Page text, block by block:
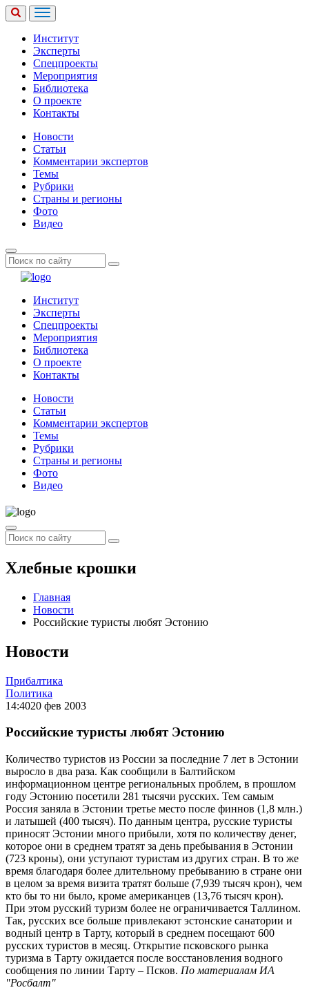
Институт
Эксперты
Спецпроекты
Мероприятия
Библиотека
О проекте
Контакты
Новости
Статьи
Комментарии экспертов
Темы
Рубрики
Страны и регионы
Фото
Видео
Институт
Эксперты
Спецпроекты
Мероприятия
Библиотека
О проекте
Контакты
Новости
Статьи
Комментарии экспертов
Темы
Рубрики
Страны и регионы
Фото
Видео
Хлебные крошки
Главная
Новости
Российские туристы любят Эстонию
Новости
Прибалтика
Политика
14:4020 фев 2003
Российские туристы любят Эстонию
Количество туристов из России за последние 7 лет в Эстонии
выросло в два раза. Как сообщили в Балтийском
информационном центре региональных проблем, в прошлом
году Эстонию посетили 281 тысячи русских. Тем самым
Россия заняла в Эстонии третье место после финнов (1,8 млн.)
и латышей (400 тысяч). По данным центра, русские туристы
приносят Эстонии много прибыли, хотя по количеству денег,
которое они в среднем тратят за день пребывания в Эстонии
(723 кроны), они уступают туристам из других стран. В то же
время благодаря более длительному пребыванию в стране они
в целом за время визита тратят больше (7,939 тысяч крон), чем
кто бы то ни было, кроме американцев (13,76 тысяч крон).
При этом русский туризм более не ограничивается Таллином.
Так, русских все больше привлекают эстонские санатории и
водный центр в Тарту, который в среднем посещают 600
русских туристов в месяц. Открытие псковского рынка
туризма в Тарту ожидается после восстановления водного
сообщения по линии Тарту – Псков. По материалам ИА
"Росбалт"